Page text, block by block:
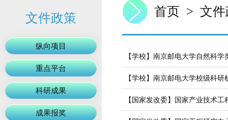
文件政策
纵向项目
重点平台
科研成果
成果报奖
首页 > 文
【学校】南京邮电大学自然科
【学校】南京邮电大学校级科
【国家发改委】国家产业技术